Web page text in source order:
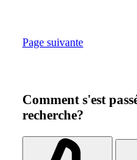
Page suivante
Comment s'est
recherche?